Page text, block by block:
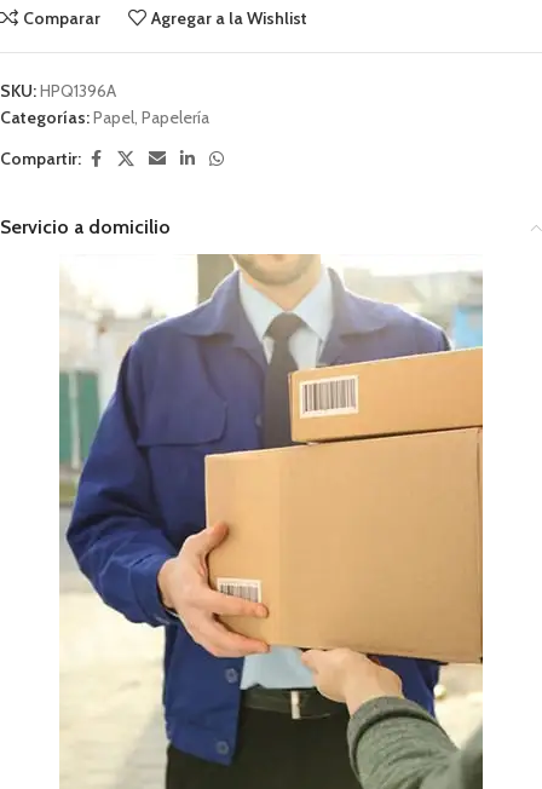
Comparar
Agregar a la Wishlist
SKU:HPQ1396A
Categorías:Papel, Papelería
Compartir:
Servicio a domicilio